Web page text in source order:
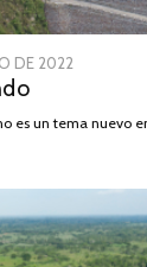
DE 2022
DE
es un tema nuevo